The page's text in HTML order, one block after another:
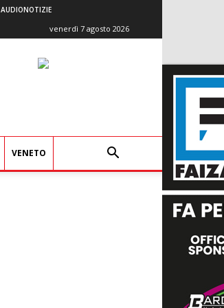
AUDIONOTIZIE
venerdì 7 agosto 2026
VENETO